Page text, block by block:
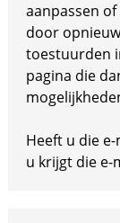
aanpassen
door
toestuurden
pagina die
Heeft u die
u krijgt die e-